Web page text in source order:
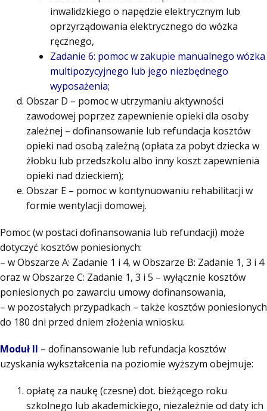
inwalidzkiego o napędzie elektrycznym lub
oprzyrządowania elektrycznego do wózka
ręcznego,
Zadanie 6: pomoc w zakupie manualnego wózka
multipozycyjnego lub jego niezbędnego
wyposażenia;
Obszar D – pomoc w utrzymaniu aktywności
zawodowej poprzez zapewnienie opieki dla osoby
zależnej – dofinansowanie lub refundacja kosztów
opieki nad osobą zależną (opłata za pobyt dziecka w
żłobku lub przedszkolu albo inny koszt zapewnienia
opieki nad dzieckiem);
Obszar E – pomoc w kontynuowaniu rehabilitacji w
formie wentylacji domowej.
Pomoc (w postaci dofinansowania lub refundacji) może
dotyczyć kosztów poniesionych:
– w Obszarze A: Zadanie 1 i 4, w Obszarze B: Zadanie 1, 3 i 4
oraz w Obszarze C: Zadanie 1, 3 i 5 – wyłącznie kosztów
poniesionych po zawarciu umowy dofinansowania,
– w pozostałych przypadkach – także kosztów poniesionych
do 180 dni przed dniem złożenia wniosku.
Moduł II – dofinansowanie lub refundacja kosztów
uzyskania wykształcenia na poziomie wyższym obejmuje:
opłatę za naukę (czesne) dot. bieżącego roku
szkolnego lub akademickiego, niezależnie od daty ich